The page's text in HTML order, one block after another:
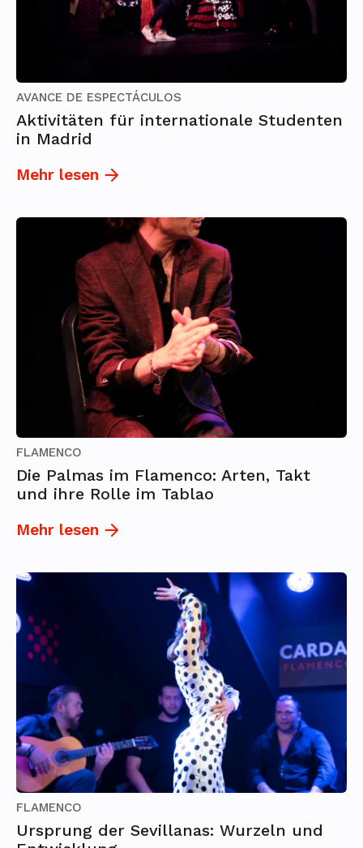
AVANCE DE ESPECTÁCULOS
Aktivitäten für internationale Studenten
in Madrid
Mehr lesen
FLAMENCO
Die Palmas im Flamenco: Arten, Takt
und ihre Rolle im Tablao
Mehr lesen
FLAMENCO
Ursprung der Sevillanas: Wurzeln und